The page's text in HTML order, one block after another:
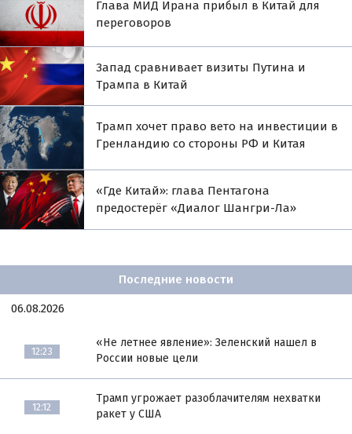
Глава МИД Ирана прибыл в Китай для
переговоров
Запад сравнивает визиты Путина и
Трампа в Китай
Трамп хочет право вето на инвестиции в
Гренландию со стороны РФ и Китая
«Где Китай»: глава Пентагона
предостерёг «Диалог Шангри-Ла»
Последние новости
06.08.2026
12:23
«Не летнее явление»: Зеленский нашел в
России новые цели
12:12
Трамп угрожает разоблачителям нехватки
ракет у США